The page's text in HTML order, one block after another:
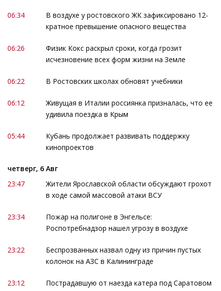
06:34
В воздухе у ростовского ЖК зафиксировано 12-
кратное превышение опасного вещества
06:26
Физик Кокс раскрыл сроки, когда грозит
исчезновение всех форм жизни на Земле
06:22 В Ростовских школах обновят учебники
06:12
Живущая в Италии россиянка призналась, что ее
удивила поездка в Крым
05:44
Кубань продолжает развивать поддержку
кинопроектов
четверг, 6 Авг
23:47
Жители Ярославской области обсуждают грохот
в ходе самой массовой атаки ВСУ
23:34
Пожар на полигоне в Энгельсе:
Роспотребнадзор нашел угрозу в воздухе
23:22
Беспрозванных назвал одну из причин пустых
колонок на АЗС в Калининграде
23:12
Пострадавшую от наезда катера под Саратовом